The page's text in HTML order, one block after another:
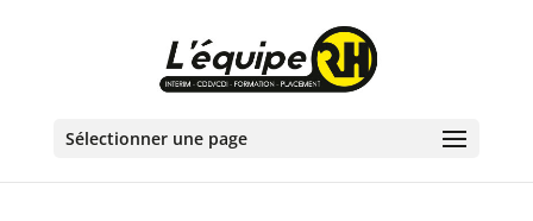
Sélectionner une page